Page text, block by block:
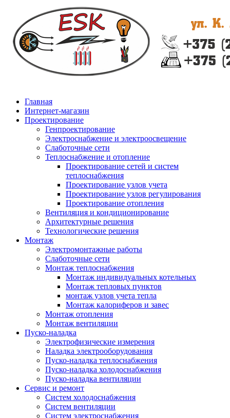
Главная
Интернет-магазин
Проектирование
Генпроектирование
Электроснабжение и электроосвещение
Слаботочные сети
Теплоснабжение и отопление
Проектирование сетей и систем
теплоснабжения
Проектирование узлов учета
Проектирование узлов регулирования
Проектирование отопления
Вентиляция и кондиционирование
Архитектурные решения
Технологические решения
Монтаж
Электромонтажные работы
Слаботочные сети
Монтаж теплоснабжения
Монтаж индивидуальных котельных
Монтаж тепловых пунктов
монтаж узлов учета тепла
Монтаж калориферов и завес
Монтаж отопления
Монтаж вентиляции
Пуско-наладка
Электрофизические измерения
Наладка электрооборудования
Пуско-наладка теплоснабжения
Пуско-наладка холодоснабжения
Пуско-наладка вентиляции
Сервис и ремонт
Систем холодоснабжения
Систем вентиляции
Систем электроснабжения